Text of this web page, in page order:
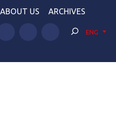
ABOUT US ARCHIVES
ENG